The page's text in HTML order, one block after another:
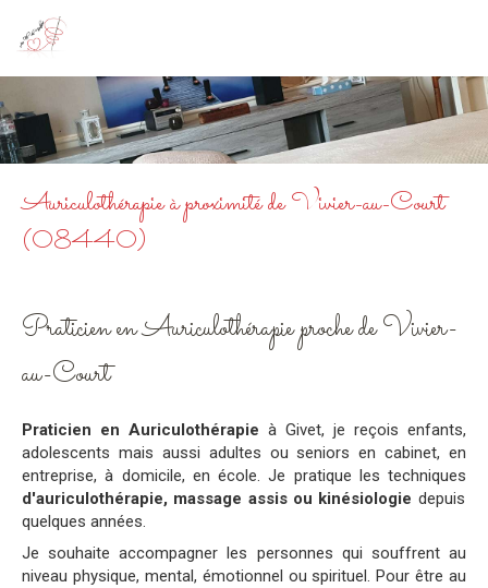
Auriculothérapie à proximité de Vivier-au-Court
(08440)
Praticien en Auriculothérapie proche de Vivier-
au-Court
Praticien en Auriculothérapie à Givet, je reçois enfants,
adolescents mais aussi adultes ou seniors en cabinet, en
entreprise, à domicile, en école. Je pratique les techniques
d'auriculothérapie, massage assis ou kinésiologie depuis
quelques années.
Je souhaite accompagner les personnes qui souffrent au
niveau physique, mental, émotionnel ou spirituel. Pour être au